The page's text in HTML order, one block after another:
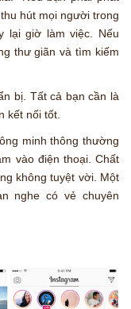
hút mọi người trong
lại giờ làm việc. Nếu
thư giãn và tìm kiếm
bị. Tất cả bạn cần là
kết nối tốt.
minh thông thường
vào điện thoại. Chất
không tuyệt vời. Một
nghe có vẻ chuyên